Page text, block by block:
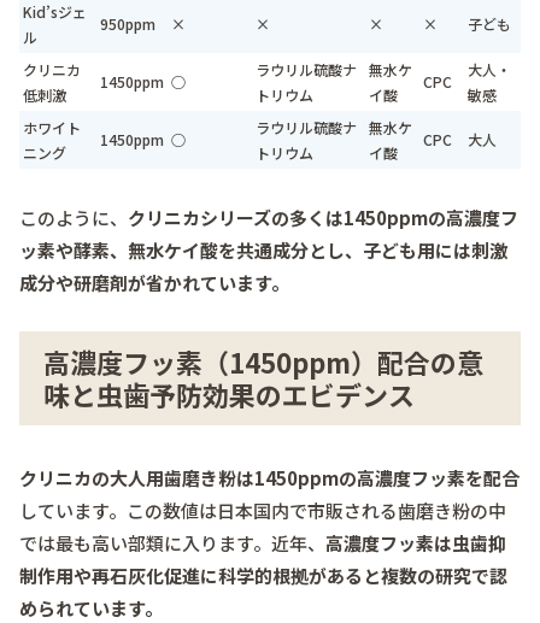
Kid’sジェ
ル
950ppm × × × × 子ども
クリニカ
低刺激
1450ppm ○
ラウリル硫酸ナ
トリウム
無水ケ
イ酸
CPC
大人・
敏感
ホワイト
ニング
1450ppm ○
ラウリル硫酸ナ
トリウム
無水ケ
イ酸
CPC 大人
このように、 クリニカシリーズの多くは1450ppmの高濃度フ
ッ素や酵素、無水ケイ酸を共通成分とし、子ども用には刺激
成分や研磨剤が省かれています。
高濃度フッ素（1450ppm）配合の意
味と虫歯予防効果のエビデンス
クリニカの大人用歯磨き粉は1450ppmの高濃度フッ素を配合
しています。この数値は日本国内で市販される歯磨き粉の中
では最も高い部類に入ります。近年、 高濃度フッ素は虫歯抑
制作用や再石灰化促進に科学的根拠があると複数の研究で認
められています。